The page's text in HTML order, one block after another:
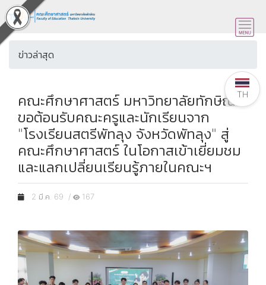
ข่าวล่าสุด
คณะศึกษาศาสตร์ มหาวิทยาลัยทักษิณ
ขอต้อนรับคณะครูและนักเรียนจาก
"โรงเรียนสตรีพัทลุง จังหวัดพัทลุง" สู่
คณะศึกษาศาสตร์ ในโอกาสเข้าเยี่ยมชม
และแลกเปลี่ยนเรียนรู้ภายในคณะฯ
2 มี.ค. 69 / 167
TH